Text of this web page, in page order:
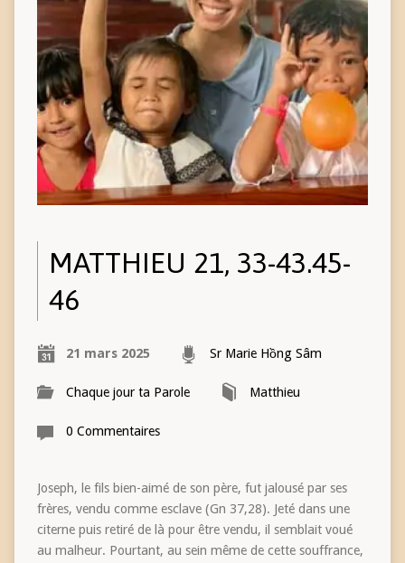
MATTHIEU 21, 33-43.45-
46
21 mars 2025 Sr Marie Hồng Sâm
Chaque jour ta Parole Matthieu
0 Commentaires
Joseph, le fils bien-aimé de son père, fut jalousé par ses
frères, vendu comme esclave (Gn 37,28). Jeté dans une
citerne puis retiré de là pour être vendu, il semblait voué
au malheur. Pourtant, au sein même de cette souffrance,